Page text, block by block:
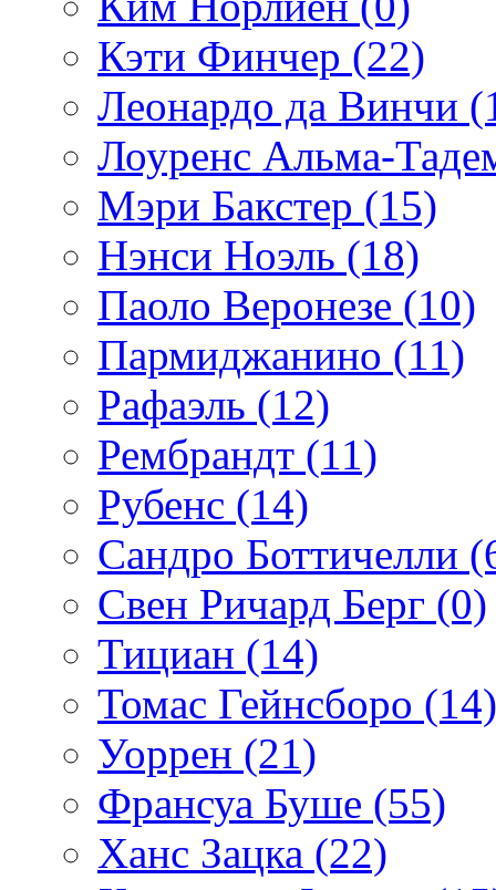
Кэти Финчер (22)
Леонардо да Винчи
Лоуренс Альма-
Мэри Бакстер (15)
Нэнси Ноэль (18)
Паоло Веронезе (10)
Пармиджанино (11)
Рафаэль (12)
Рембрандт (11)
Рубенс (14)
Сандро Боттичелли
Свен Ричард Берг (0)
Тициан (14)
Томас Гейнсборо (14)
Уоррен (21)
Франсуа Буше (55)
Ханс Зацка (22)